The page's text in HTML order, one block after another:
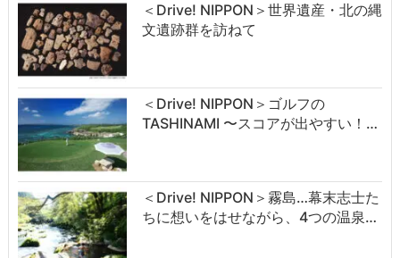
＜Drive! NIPPON＞世界遺産・北の縄
文遺跡群を訪ねて
＜Drive! NIPPON＞ゴルフの
TASHINAMI 〜スコアが出やすい！…
＜Drive! NIPPON＞霧島…幕末志士た
ちに想いをはせながら、4つの温泉…